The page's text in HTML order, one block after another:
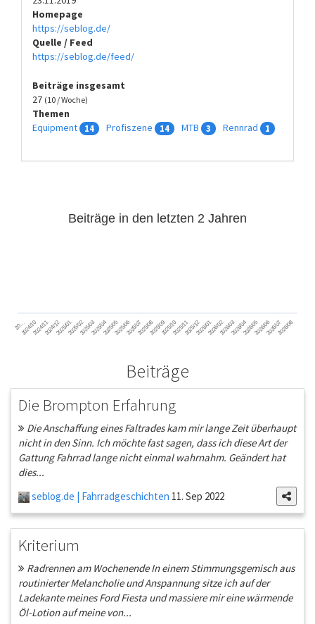
Homepage
https://seblog.de/
Quelle / Feed
https://seblog.de/feed/
Beiträge insgesamt
27 (10 / Woche)
Themen
Equipment
14 Profiszene 14 MTB 3 Rennrad 1
Beiträge in den letzten 2 Jahren
20…2024/102024/112024/122025/012025/022025/032025/042025/052025/062025/072025/082025/092025/102025/112025/122026/012026/022026/032026/042026/052026/062026/072026/08
Beiträge
Die Brompton Erfahrung
Die Anschaffung eines Faltrades kam mir lange Zeit überhaupt
nicht in den Sinn. Ich möchte fast sagen, dass ich diese Art der
Gattung Fahrrad lange nicht einmal wahrnahm. Geändert hat
dies...
seblog.de | Fahrradgeschichten 11. Sep 2022
Kriterium
Radrennen am Wochenende In einem Stimmungsgemisch aus
routinierter Melancholie und Anspannung sitze ich auf der
Ladekante meines Ford Fiesta und massiere mir eine wärmende
Öl-Lotion auf meine von...